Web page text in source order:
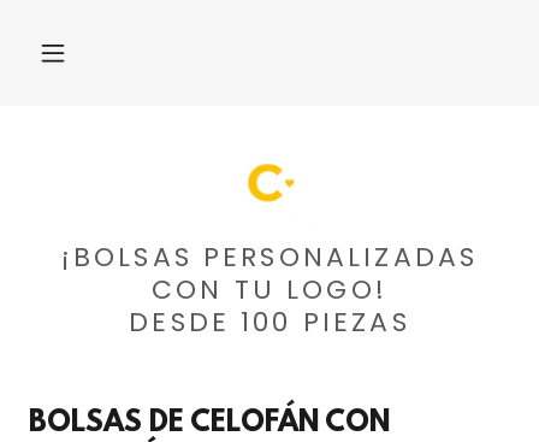
¡BOLSAS PERSONALIZADAS
CON TU LOGO!
DESDE 100 PIEZAS
BOLSAS DE CELOFÁN CON